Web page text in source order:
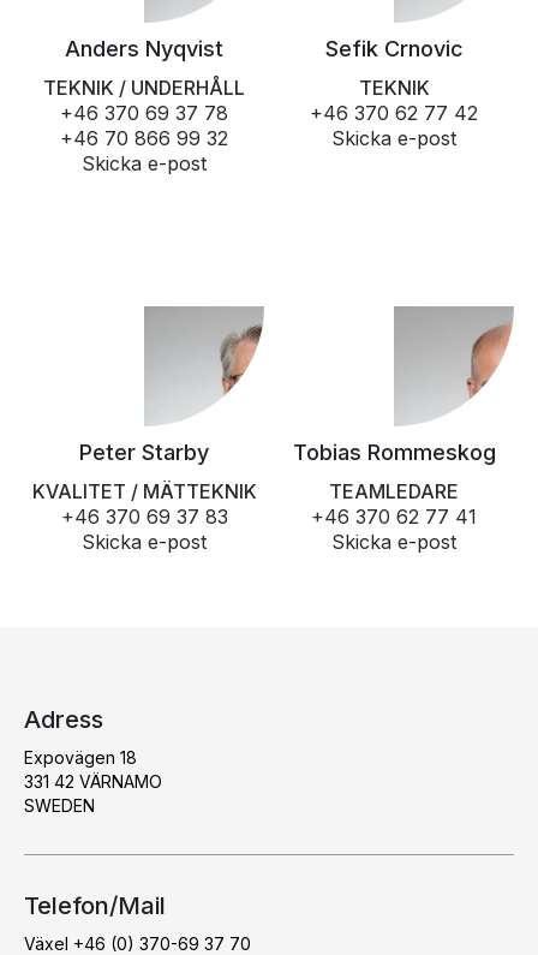
Anders Nyqvist
TEKNIK / UNDERHÅLL
+46 370 69 37 78
+46 70 866 99 32
Skicka e-post
Sefik Crnovic
TEKNIK
+46 370 62 77 42
Skicka e-post
Peter Starby
KVALITET / MÄTTEKNIK
+46 370 69 37 83
Skicka e-post
Tobias Rommeskog
TEAMLEDARE
+46 370 62 77 41
Skicka e-post
Adress
Expovägen 18
331 42 VÄRNAMO
SWEDEN
Telefon/Mail
Växel +46 (0) 370-69 37 70